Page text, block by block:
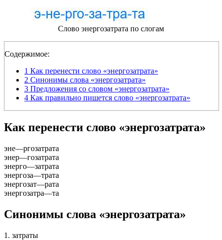
Слово энергозатрата по слогам
Содержимое:
1 Как перенести слово «энергозатрата»
2 Синонимы слова «энергозатрата»
3 Предложения со словом «энергозатрата»
4 Как правильно пишется слово «энергозатрата»
Как перенести слово «энергозатрата»
эне—ргозатрата
энер—гозатрата
энерго—затрата
энергоза—трата
энергозат—рата
энергозатра—та
Синонимы слова «энергозатрата»
1. затраты